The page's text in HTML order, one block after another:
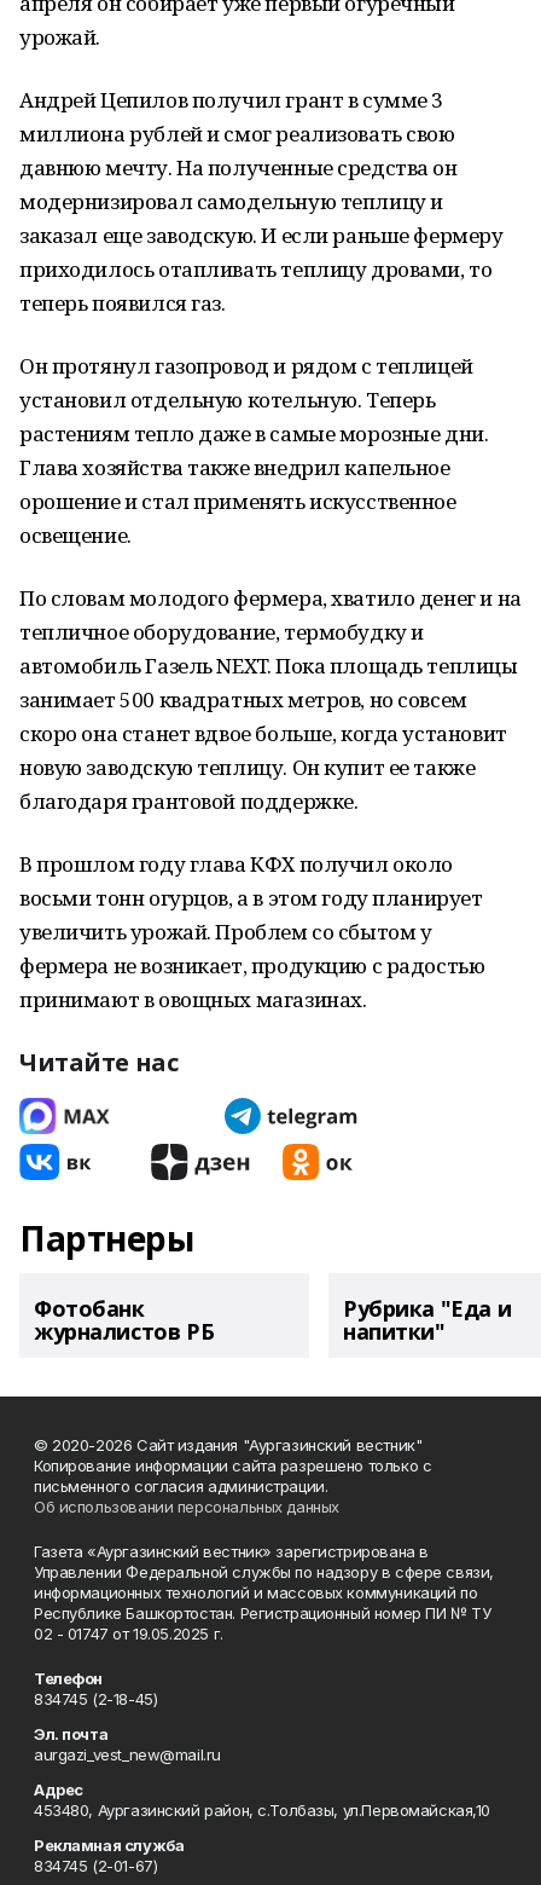
урожай.
Андрей Цепилов получил грант в сумме 3
миллиона рублей и смог реализовать свою
давнюю мечту. На полученные средства он
модернизировал самодельную теплицу и
заказал еще заводскую. И если раньше фермеру
приходилось отапливать теплицу дровами, то
теперь появился газ.
Он протянул газопровод и рядом с теплицей
установил отдельную котельную. Теперь
растениям тепло даже в самые морозные дни.
Глава хозяйства также внедрил капельное
орошение и стал применять искусственное
освещение.
По словам молодого фермера, хватило денег и на
тепличное оборудование, термобудку и
автомобиль Газель NEXT. Пока площадь теплицы
занимает 500 квадратных метров, но совсем
скоро она станет вдвое больше, когда установит
новую заводскую теплицу. Он купит ее также
благодаря грантовой поддержке.
В прошлом году глава КФХ получил около
восьми тонн огурцов, а в этом году планирует
увеличить урожай. Проблем со сбытом у
фермера не возникает, продукцию с радостью
принимают в овощных магазинах.
Читайте нас
Партнеры
Фотобанк
журналистов РБ
Рубрика "Еда и
напитки"
© 2020-2026 Сайт издания "Аургазинский вестник"
Копирование информации сайта разрешено только с
письменного согласия администрации.
Об использовании персональных данных
Газета «Аургазинский вестник» зарегистрирована в
Управлении Федеральной службы по надзору в сфере связи,
информационных технологий и массовых коммуникаций по
Республике Башкортостан. Регистрационный номер ПИ № ТУ
02 - 01747 от 19.05.2025 г.
Телефон
834745 (2-18-45)
Эл. почта
aurgazi_vest_new@mail.ru
Адрес
453480, Аургазинский район, с.Толбазы, ул.Первомайская,10
Рекламная служба
834745 (2-01-67)